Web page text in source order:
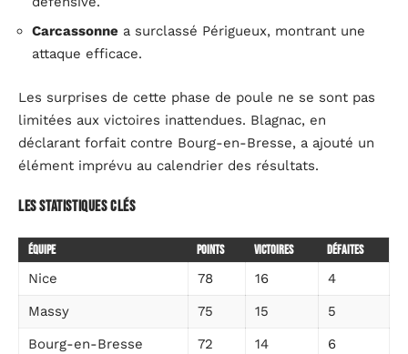
Carcassonne a surclassé Périgueux, montrant une
attaque efficace.
Les surprises de cette phase de poule ne se sont pas
limitées aux victoires inattendues. Blagnac, en
déclarant forfait contre Bourg-en-Bresse, a ajouté un
élément imprévu au calendrier des résultats.
Les statistiques clés
Équipe Points Victoires Défaites
Nice 78 16
4
Massy
75 15
5
Bourg-en-Bresse
72 14 6